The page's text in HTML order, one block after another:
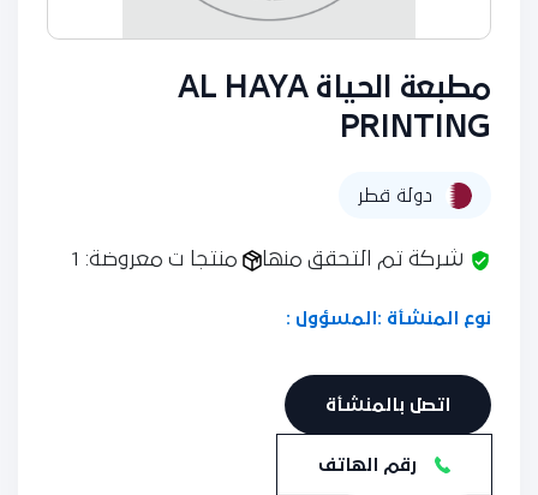
مطبعة الحياة AL HAYA
PRINTING
دولة قطر
شركة تم التحقق منها منتجا ت معروضة: 1
نوع المنشأة : المسؤول :
اتصل بالمنشأة
رقم الهاتف